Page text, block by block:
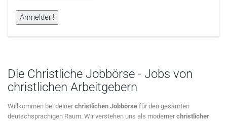
Die Christliche Jobbörse - Jobs von
christlichen Arbeitgebern
Willkommen bei deinerchristlichen Jobbörse für den gesamten
deutschsprachigen Raum. Wir verstehen uns als modernerchristlicher